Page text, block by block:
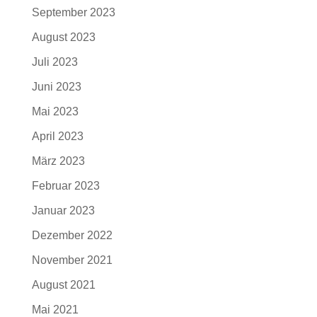
September 2023
August 2023
Juli 2023
Juni 2023
Mai 2023
April 2023
März 2023
Februar 2023
Januar 2023
Dezember 2022
November 2021
August 2021
Mai 2021